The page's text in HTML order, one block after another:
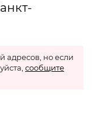
адресов, но если
сообщите